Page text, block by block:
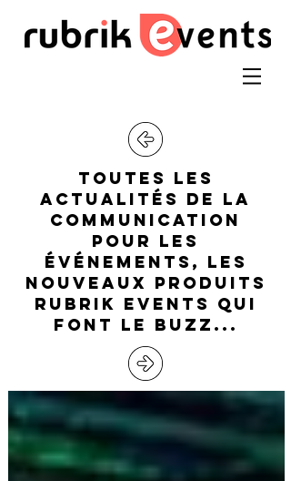
toutes les
actualitÉs de la
communication
pour les
ÉvÉnements, les
nouveaux produits
RUBRIK EVENTS qui
font le buzz...